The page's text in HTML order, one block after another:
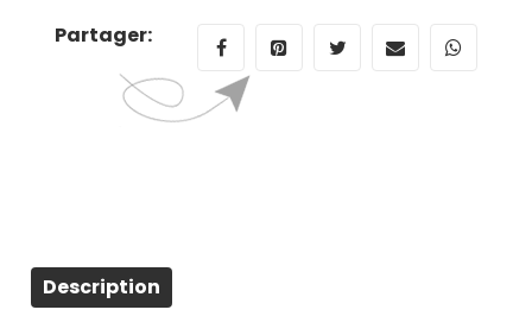
Partager:
Description